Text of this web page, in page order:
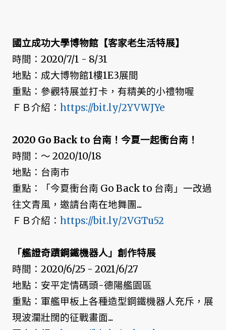
國立成功大學博物館【客家老生活特展】
時間：2020/7/1 - 8/31
地點：成大博物館1樓1E3展間
重點：參觀特展並打卡，有精美的小禮物喔
ＦＢ介紹： https://bit.ly/2YVWJYe
2020 Go Back to 台南！今夏一起衝台南！
時間：～ 2020/10/18
地點：台南市
重點：「今夏衝台南 Go Back to 台南」一改過
往文青風，邀請台南在地舞團...
ＦＢ介紹： https://bit.ly/2VGTu52
「艦證奇蹟鋼鐵機器人」創作特展
時間：2020/6/25 - 2021/6/27
地點：安平定情碼頭-德陽艦園區
重點：軍艦甲板上各種造型鋼鐵機器人充斥，展
現波瀾壯闊的征戰畫面...